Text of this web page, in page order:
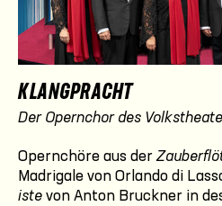
KLANGPRACHT
Der Opernchor des
Opernchöre aus der
Madrigale von Orlando di
iste von Anton Bruckner in